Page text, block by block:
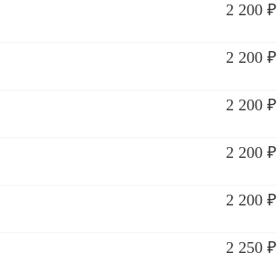
2 200 ₽
2 200 ₽
2 200 ₽
2 200 ₽
2 200 ₽
2 250 ₽